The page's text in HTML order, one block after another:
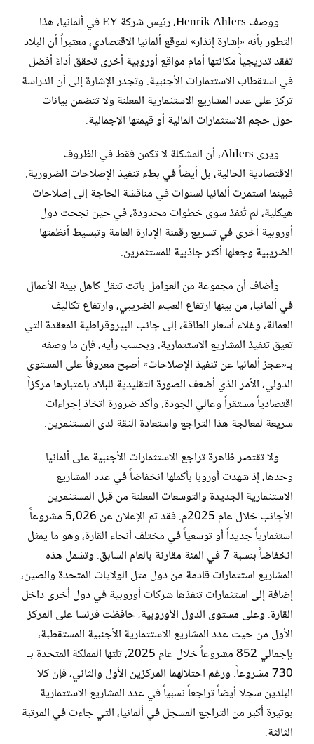
ووصف Henrik Ahlers، رئيس شركة EY في ألمانيا، هذا
التطور بأنه «إشارة إنذار» لموقع ألمانيا الاقتصادي، معتبراً أن البلاد
تفقد تدريجياً مكانتها أمام مواقع أوروبية أخرى تحقق أداءً أفضل
في استقطاب الاستثمارات الأجنبية. وتجدر الإشارة إلى أن الدراسة
تركز على عدد المشاريع الاستثمارية المعلنة ولا تتضمن بيانات
حول حجم الاستثمارات المالية أو قيمتها الإجمالية.
ويرى Ahlers، أن المشكلة لا تكمن فقط في الظروف
الاقتصادية الحالية، بل أيضاً في بطء تنفيذ الإصلاحات الضرورية.
فبينما استمرت ألمانيا لسنوات في مناقشة الحاجة إلى إصلاحات
هيكلية، لم تُنفذ سوى خطوات محدودة، في حين نجحت دول
أوروبية أخرى في تسريع رقمنة الإدارة العامة وتبسيط أنظمتها
الضريبية وجعلها أكثر جاذبية للمستثمرين.
وأضاف أن مجموعة من العوامل باتت تثقل كاهل بيئة الأعمال
في ألمانيا، من بينها ارتفاع العبء الضريبي، وارتفاع تكاليف
العمالة، وغلاء أسعار الطاقة، إلى جانب البيروقراطية المعقدة التي
تعيق تنفيذ المشاريع الاستثمارية. وبحسب رأيه، فإن ما وصفه
بـ«عجز ألمانيا عن تنفيذ الإصلاحات» أصبح معروفاً على المستوى
الدولي، الأمر الذي أضعف الصورة التقليدية للبلاد باعتبارها مركزاً
اقتصادياً مستقراً وعالي الجودة. وأكد ضرورة اتخاذ إجراءات
سريعة لمعالجة هذا التراجع واستعادة الثقة لدى المستثمرين.
ولا تقتصر ظاهرة تراجع الاستثمارات الأجنبية على ألمانيا
وحدها، إذ شهدت أوروبا بأكملها انخفاضاً في عدد المشاريع
الاستثمارية الجديدة والتوسعات المعلنة من قبل المستثمرين
الأجانب خلال عام 2025م. فقد تم الإعلان عن 5,026 مشروعاً
استثمارياً جديداً أو توسعياً في مختلف أنحاء القارة، وهو ما يمثل
انخفاضاً بنسبة 7 في المئة مقارنة بالعام السابق. وتشمل هذه
المشاريع استثمارات قادمة من دول مثل الولايات المتحدة والصين،
إضافة إلى استثمارات تنفذها شركات أوروبية في دول أخرى داخل
القارة. وعلى مستوى الدول الأوروبية، حافظت فرنسا على المركز
الأول من حيث عدد المشاريع الاستثمارية الأجنبية المستقطبة،
بإجمالي 852 مشروعاً خلال عام 2025، تلتها المملكة المتحدة بـ
730 مشروعاً. ورغم احتلالهما المركزين الأول والثاني، فإن كلا
البلدين سجلا أيضاً تراجعاً نسبياً في عدد المشاريع الاستثمارية
بوتيرة أكبر من التراجع المسجل في ألمانيا، التي جاءت في المرتبة
الثالثة.